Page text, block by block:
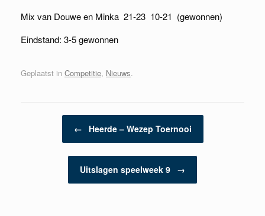
Mix van Douwe en Minka 21-23 10-21 (gewonnen)
Eindstand: 3-5 gewonnen
Geplaatst in Competitie, Nieuws.
Berichtnavigatie
← Heerde – Wezep Toernooi
Uitslagen speelweek 9 →